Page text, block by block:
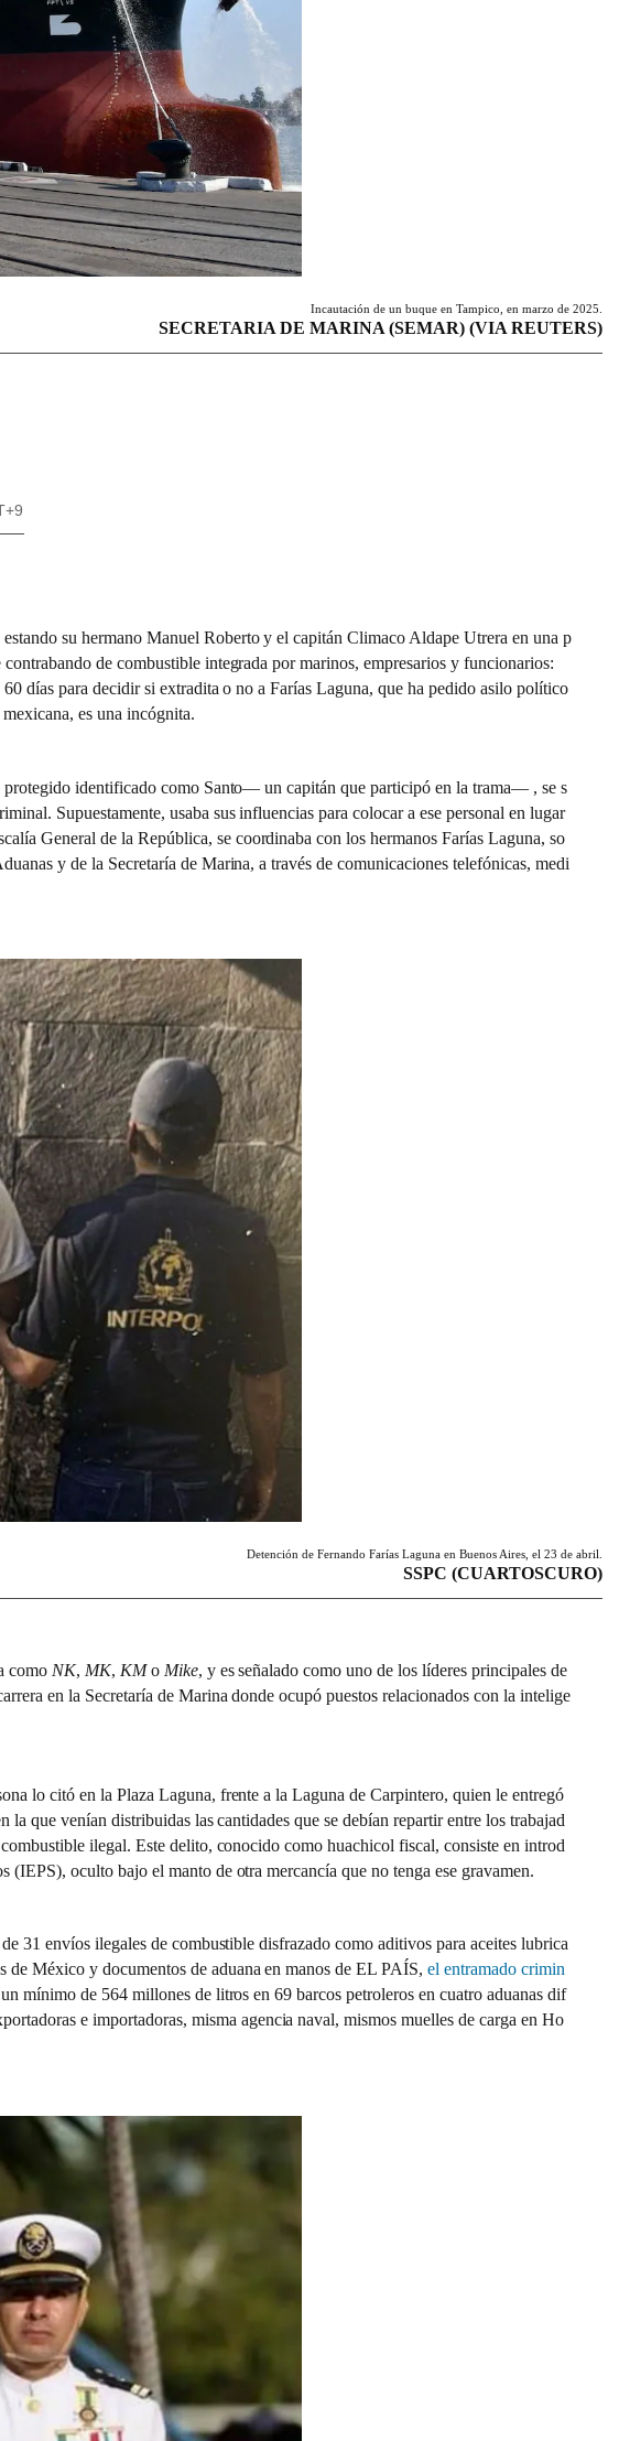
Incautación de un buque en Tampico, en marzo de 2025.
SECRETARIA DE MARINA (SEMAR) (VIA REUTERS)
su hermano Manuel Roberto y el capitán Climaco Aldape Utrera en una p
de combustible integrada por marinos, empresarios y funcionarios:
días para decidir si extradita o no a Farías Laguna, que ha pedido asilo político
es una incógnita.
identificado como Santo— un capitán que participó en la trama— , se s
Supuestamente, usaba sus influencias para colocar a ese personal en lugar
General de la República, se coordinaba con los hermanos Farías Laguna, so
y de la Secretaría de Marina, a través de comunicaciones telefónicas, medi
Detención de Fernando Farías Laguna en Buenos Aires, el 23 de abril.
SSPC (CUARTOSCURO)
como NK, MK, KMo Mike, y es señalado como uno de los líderes principales de
en la Secretaría de Marina donde ocupó puestos relacionados con la intelige
lo citó en la Plaza Laguna, frente a la Laguna de Carpintero, quien le entregó
la que venían distribuidas las cantidades que se debían repartir entre los trabajad
ilegal. Este delito, conocido como huachicol fiscal, consiste en introd
oculto bajo el manto de otra mercancía que no tenga ese gravamen.
31 envíos ilegales de combustible disfrazado como aditivos para aceites lubrica
de México y documentos de aduana en manos de EL PAÍS,el entramado crimin
mínimo de 564 millones de litros en 69 barcos petroleros en cuatro aduanas dif
e importadoras, misma agencia naval, mismos muelles de carga en Ho